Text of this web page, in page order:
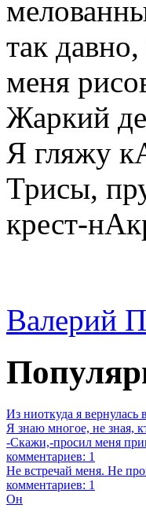
так
меня
Жаркий
Я гляжу
Трисы,
крест-
Валерий
Из ниоткуда я вернулась
Я знаю многое, не зная,
-Скажи,-просил меня
комментариев: 1
Не встречай меня. Не
комментариев: 1
Он